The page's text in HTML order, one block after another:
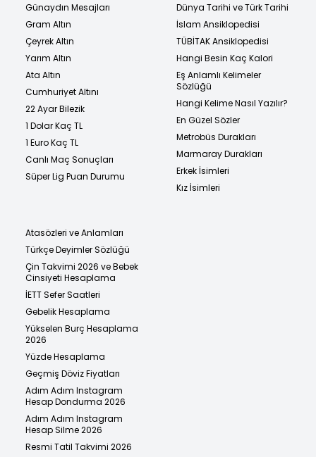
Günaydın Mesajları
Gram Altın
Çeyrek Altın
Yarım Altın
Ata Altın
Cumhuriyet Altını
22 Ayar Bilezik
1 Dolar Kaç TL
1 Euro Kaç TL
Canlı Maç Sonuçları
Süper Lig Puan Durumu
Dünya Tarihi ve Türk Tarihi
İslam Ansiklopedisi
TÜBİTAK Ansiklopedisi
Hangi Besin Kaç Kalori
Eş Anlamlı Kelimeler
Sözlüğü
Hangi Kelime Nasıl Yazılır?
En Güzel Sözler
Metrobüs Durakları
Marmaray Durakları
Erkek İsimleri
Kız İsimleri
Atasözleri ve Anlamları
Türkçe Deyimler Sözlüğü
Çin Takvimi 2026 ve Bebek
Cinsiyeti Hesaplama
İETT Sefer Saatleri
Gebelik Hesaplama
Yükselen Burç Hesaplama
2026
Yüzde Hesaplama
Geçmiş Döviz Fiyatları
Adım Adım Instagram
Hesap Dondurma 2026
Adım Adım Instagram
Hesap Silme 2026
Resmi Tatil Takvimi 2026